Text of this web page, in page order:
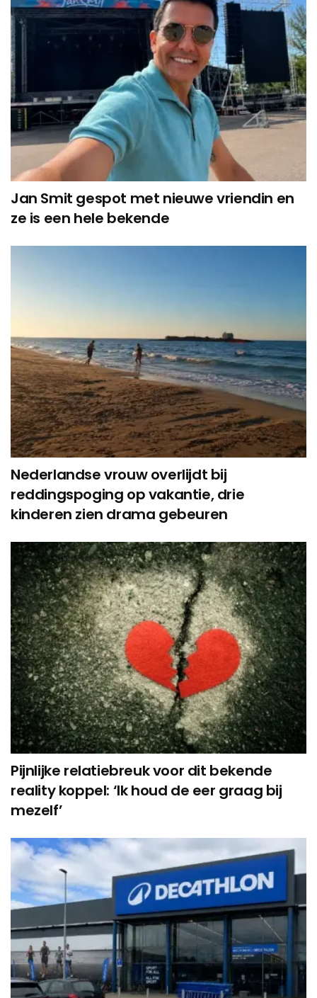
Jan Smit gespot met nieuwe vriendin en
ze is een hele bekende
Nederlandse vrouw overlijdt bij
reddingspoging op vakantie, drie
kinderen zien drama gebeuren
Pijnlijke relatiebreuk voor dit bekende
reality koppel: ‘Ik houd de eer graag bij
mezelf’